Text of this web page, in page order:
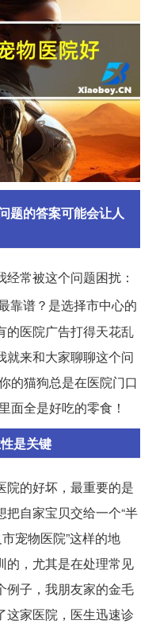
题的答案可能会让人
常被这个问题困扰：
靠谱？是选择市中心的
的医院广告打得天花乱
就来和大家聊聊这个问
的猫狗总是在医院门口
全是好吃的零食！
是关键
的好坏，最重要的是
自家宝贝交给一个“半
宠物医院”这样的地
的，尤其是在处理常见
例子，我朋友家的金毛
这家医院，医生迅速诊